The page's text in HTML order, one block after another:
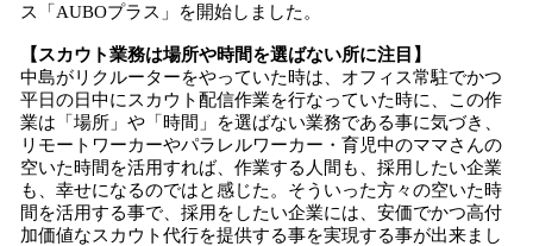
ス「AUBOプラス」を開始しました。
【スカウト業務は場所や時間を選ばない所に注目】
中島がリクルーターをやっていた時は、オフィス常駐でかつ
平日の日中にスカウト配信作業を行なっていた時に、この作
業は「場所」や「時間」を選ばない業務である事に気づき、
リモートワーカーやパラレルワーカー・育児中のママさんの
空いた時間を活用すれば、作業する人間も、採用したい企業
も、幸せになるのではと感じた。そういった方々の空いた時
間を活用する事で、採用をしたい企業には、安価でかつ高付
加価値なスカウト代行を提供する事を実現する事が出来まし